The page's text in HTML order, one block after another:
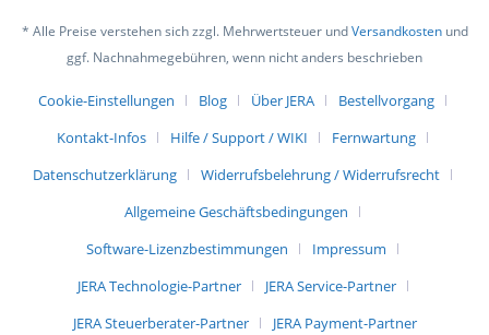
* Alle Preise verstehen sich zzgl. Mehrwertsteuer undVersandkostenund
ggf. Nachnahmegebühren, wenn nicht anders beschrieben
Cookie-Einstellungen Blog Über JERA
Bestellvorgang
Kontakt-Infos
Hilfe / Support / WIKI
Fernwartung
Datenschutzerklärung
Widerrufsbelehrung / Widerrufsrecht
Allgemeine Geschäftsbedingungen
Software-Lizenzbestimmungen
Impressum
JERA Technologie-Partner
JERA Service-Partner
JERA Steuerberater-Partner
JERA Payment-Partner